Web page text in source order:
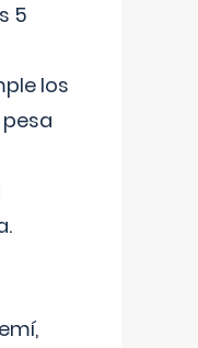
5
los